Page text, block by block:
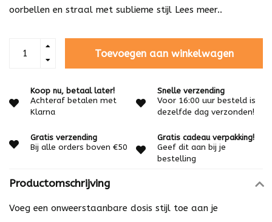
oorbellen en straal met sublieme stijl Lees meer..
Toevoegen aan winkelwagen
Koop nu, betaal later!
Achteraf betalen met
Klarna
Snelle verzending
Voor 16:00 uur besteld is
dezelfde dag verzonden!
Gratis verzending
Bij alle orders boven €50
Gratis cadeau verpakking!
Geef dit aan bij je
bestelling
Productomschrijving
Voeg een onweerstaanbare dosis stijl toe aan je